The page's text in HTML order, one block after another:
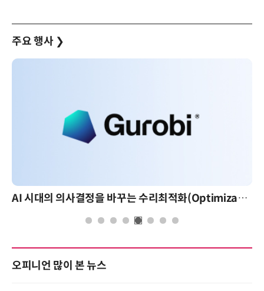
주요 행사 ❯
AI 시대의 의사결정을 바꾸는 수리최적화(Optimization): 실제 산업 적용 사례와 활용 전략
오피니언 많이 본 뉴스